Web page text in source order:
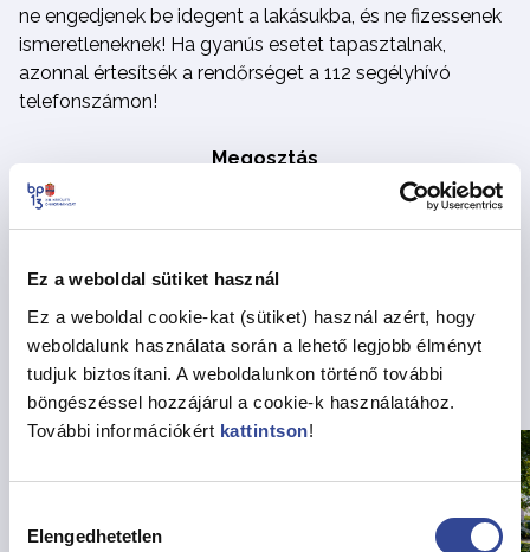
Ez a weboldal sütiket használ
Ez a weboldal cookie-kat (sütiket) használ azért, hogy
weboldalunk használata során a lehető legjobb élményt
tudjuk biztosítani. A weboldalunkon történő további
böngészéssel hozzájárul a cookie-k használatához.
További információkért kattintson!
kiválasztása
Elengedhetetlen
ne engedjenek be idegent a lakásukba, és ne fizessenek
ismeretleneknek! Ha gyanús esetet tapasztalnak,
azonnal értesítsék a rendőrséget a 112 segélyhívó
telefonszámon!
Megosztás
Vissza az Hírekhez
Kapcsolódó hírek